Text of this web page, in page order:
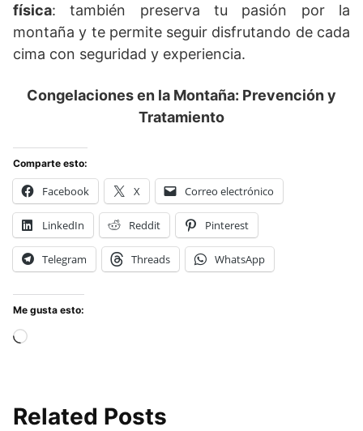
física: también preserva tu pasión por la
montaña y te permite seguir disfrutando de cada
cima con seguridad y experiencia.
Congelaciones en la Montaña: Prevención y
Tratamiento
Comparte esto:
Facebook X Correo electrónico
LinkedIn Reddit Pinterest
Telegram Threads WhatsApp
Me gusta esto:
Cargando...
Related Posts